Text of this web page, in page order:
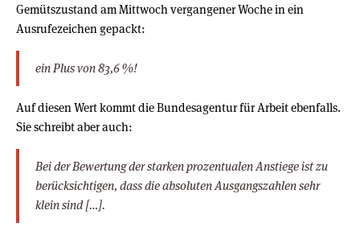
Gemütszustand am Mittwoch vergangener Woche in ein
Ausrufezeichen gepackt:
ein Plus von 83,6 %!
Auf diesen Wert kommt die Bundesagentur für Arbeit ebenfalls.
Sie schreibt aber auch:
Bei der Bewertung der starken prozentualen Anstiege ist zu
berücksichtigen, dass die absoluten Ausgangszahlen sehr
klein sind […].